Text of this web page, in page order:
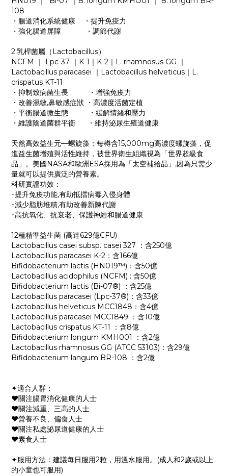
108
・腸道消化系統健康 ・提升免疫力
・強化腸道屏障 ・調節代謝
2.乳桿菌屬（Lactobacillus）
NCFM ｜ Lpc-37 ｜K-1｜K-2｜L. rhamnosus GG ｜
Lactobacillus paracasei ｜Lactobacillus helveticus｜L.
crispatus KT-11
・抑制致病菌生長 ・增強免疫力
・改善濕敏,鼻敏感症狀 ・高濃度活菌定植
・平衡腸道微生態 ・緩解情緒和壓力
・維護陰道菌群平衡 ・維持泌尿生殖道健康
天然高效益生元—螺旋藻：每樽含15,000mg高濃度螺旋藻，促
進益生菌增殖與活性維持，被世界衛生組織視為「世界超級食
品」。美國NASA和歐洲ESA採用為「太空補給品」,因為只需少
量就可以提供廣泛的營養素。
科研實證功效：
･提升免疫功能,有助抵擋病毒入侵身體
･減少脂肪堆積,有助改善新陳代謝
･高抗氧化、抗衰老、保護神經和腸道健康
12種精準益生菌 (高達629億CFU)
Lactobacillus casei subsp. casei 327 ：含250億
Lactobacillus paracasei K-2：含166億
Bifidobacterium lactis (HN019™)：含50億
Lactobacillus acidophilus (NCFM) : 含50億
Bifidobacterium lactis (Bi-07®) ：含25億
Lactobacillus paracasei (Lpc-37®)：含33億
Lactobacillus helveticus MCC1848：含4億
Lactobacillus paracasei MCC1849 ：含10億
Lactobacillus crispatus KT-11 ：含8億
Bifidobacterium longum KMH001 ：含2億
Lactobacillus rhamnosus GG (ATCC 53103)：含29億
Bifidobacterium langum BR-108 ：含2億
✦適合人群：
♥關注腸胃消化健康的人士
♥關注減重、三高的人士
♥營養不良、偏食人士
♥關注私處泌尿道健康的人士
♥素食人士
✦服用方法：建議每日服用2粒，用溫水服用。(成人和2歲或以上
的小童也可服用)